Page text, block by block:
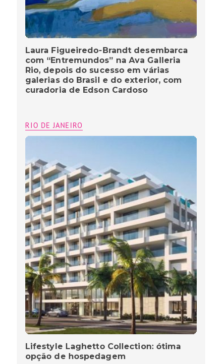
Laura Figueiredo-Brandt desembarca
com “Entremundos” na Ava Galleria
Rio, depois do sucesso em várias
galerias do Brasil e do exterior, com
curadoria de Edson Cardoso
RIO DE JANEIRO
Lifestyle Laghetto Collection: ótima
opção de hospedagem